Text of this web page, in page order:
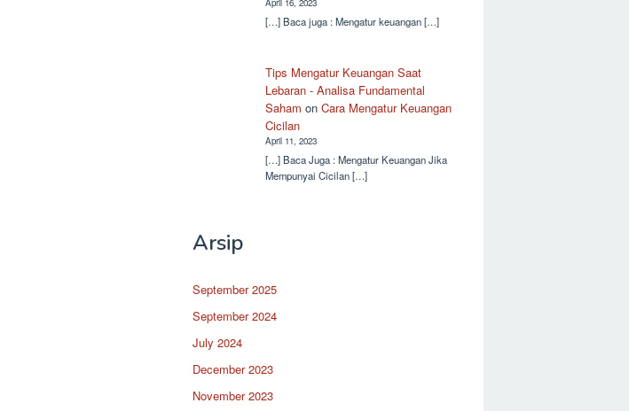
[…] Baca juga : Mengatur keuangan […]
Tips Mengatur Keuangan Saat
Lebaran - Analisa Fundamental
Saham onCara Mengatur Keuangan
Cicilan
April 11, 2023
[…] Baca Juga : Mengatur Keuangan Jika
Mempunyai Cicilan […]
Arsip
September 2025
September 2024
July 2024
December 2023
November 2023